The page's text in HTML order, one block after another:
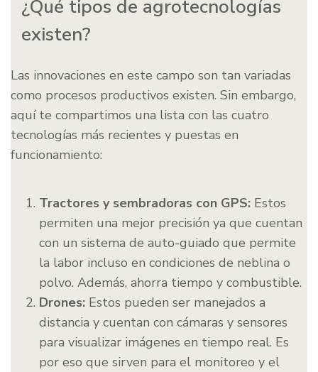
¿Qué tipos de agrotecnologías
existen?
Las innovaciones en este campo son tan variadas
como procesos productivos existen. Sin embargo,
aquí te compartimos una lista con las cuatro
tecnologías más recientes y puestas en
funcionamiento:
Tractores y sembradoras con GPS: Estos
permiten una mejor precisión ya que cuentan
con un sistema de auto-guiado que permite
la labor incluso en condiciones de neblina o
polvo. Además, ahorra tiempo y combustible.
Drones: Estos pueden ser manejados a
distancia y cuentan con cámaras y sensores
para visualizar imágenes en tiempo real. Es
por eso que sirven para el monitoreo y el